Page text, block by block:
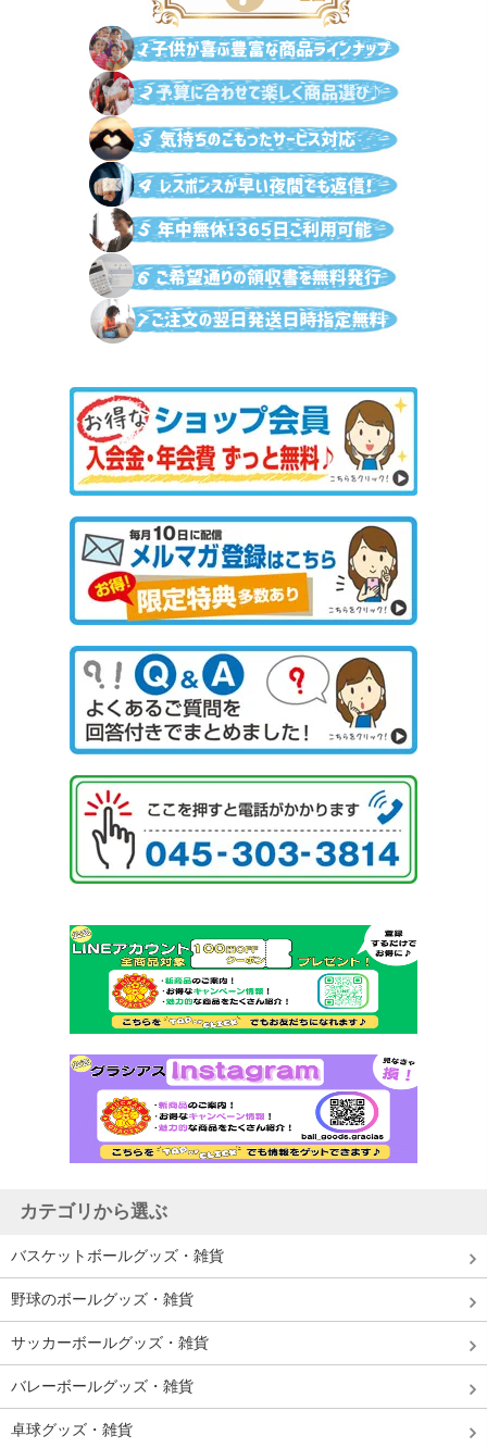
カテゴリから選ぶ
バスケットボールグッズ・雑貨
野球のボールグッズ・雑貨
サッカーボールグッズ・雑貨
バレーボールグッズ・雑貨
卓球グッズ・雑貨